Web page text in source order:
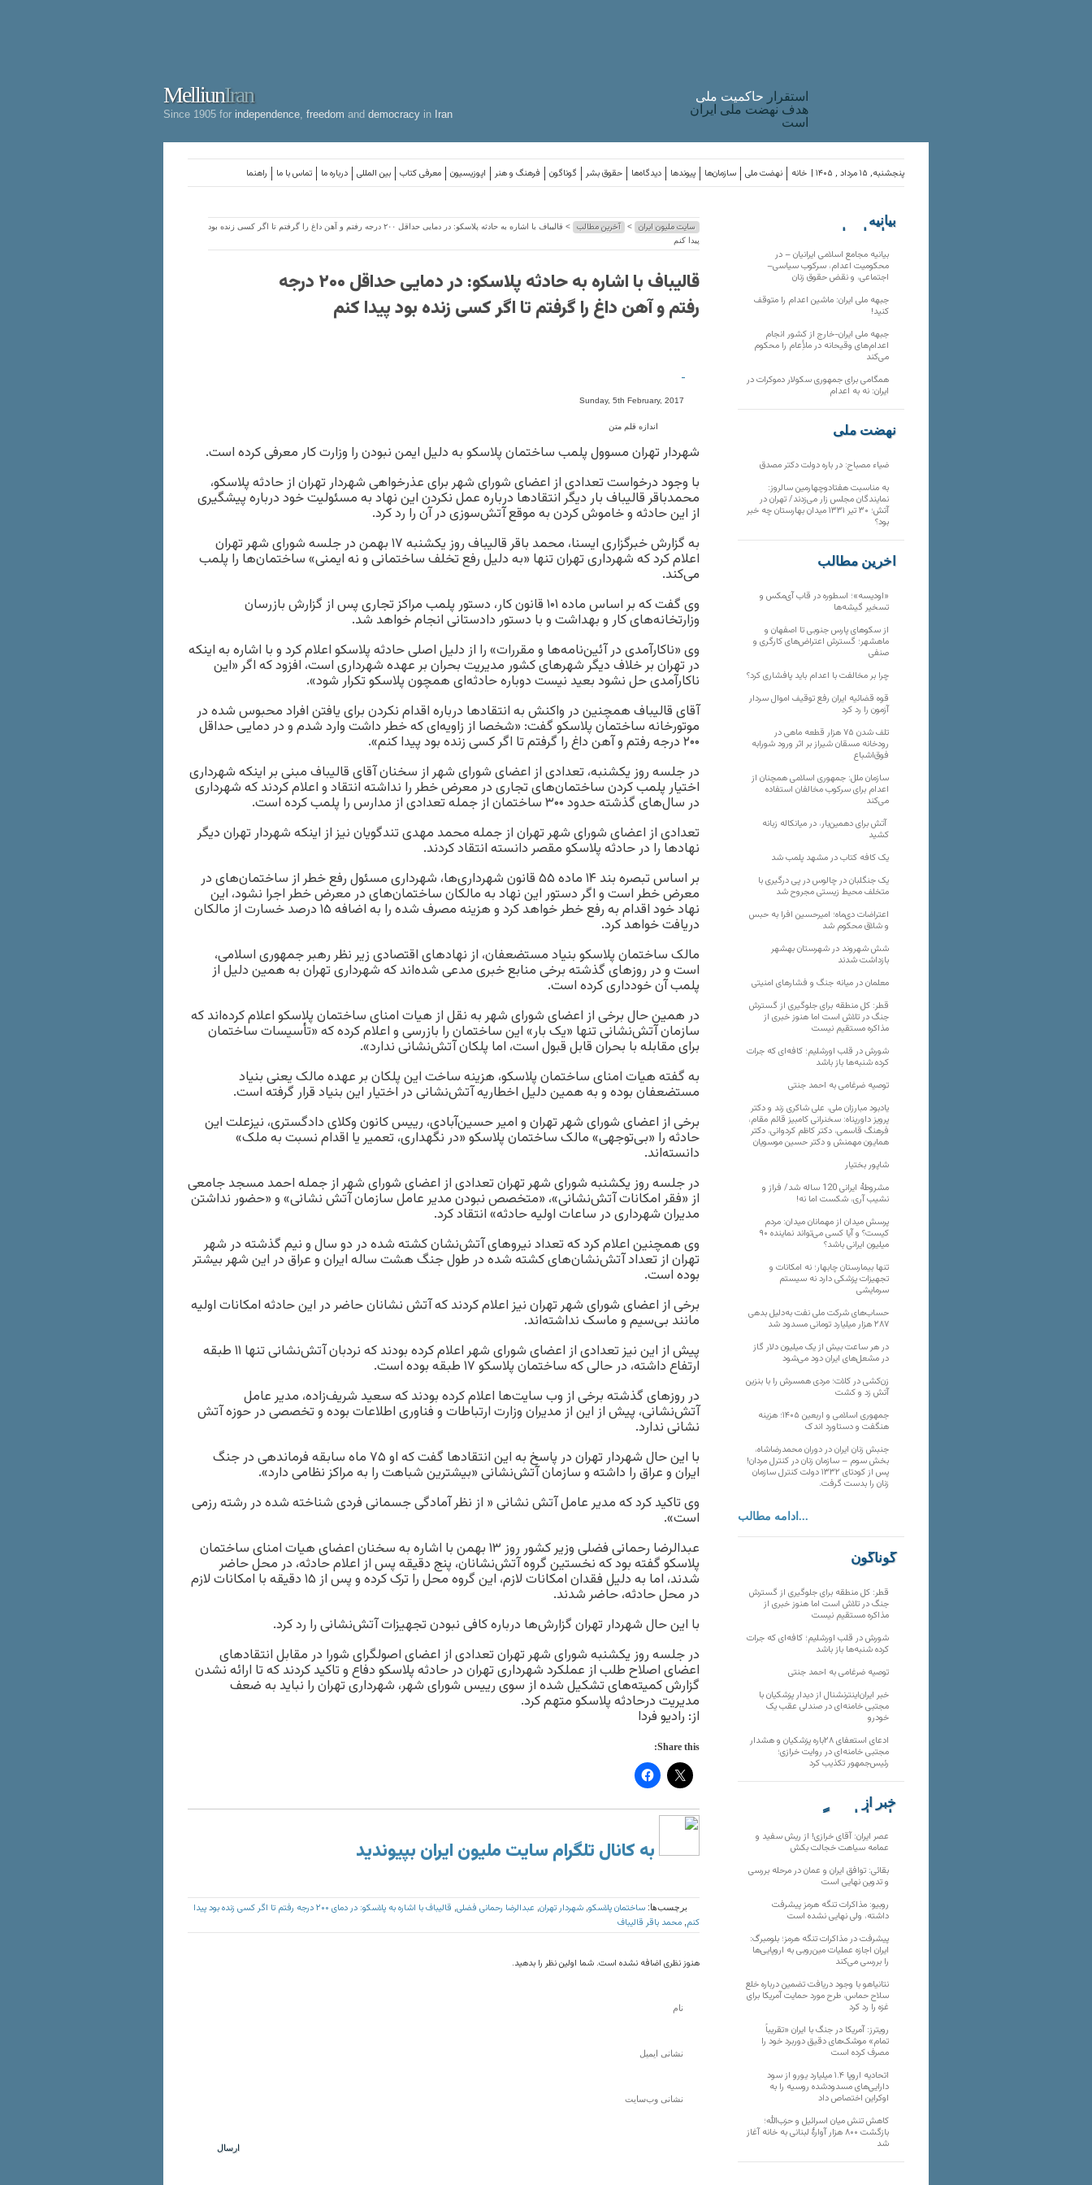
MelliunIran
Since 1905 for independence freedom and democracy in Iran
استقرار حاکميت ملی
هدف نهضت ملی ایران
است
راهنما تماس با ما درباره ما بین المللی معرفی کتاب اپوزیسیون فرهنگ و هنر گوناگون حقوق بشر دیدگاه‌ها پیوندها سازمان‌ها نهضت ملی خانه پنجشنبه, ۱۵ مرداد , ۱۴۰۵ |
سایت ملیون ایران > آخرین مطالب
> قالیباف با اشاره به حادثه پلاسکو: در دمایی حداقل ۲۰۰ درجه رفتم و آهن داغ را گرفتم تا اگر کسی زنده بود
پیدا کنم
قالیباف با اشاره به حادثه پلاسکو: در دمایی حداقل ۲۰۰ درجه
رفتم و آهن داغ را گرفتم تا اگر کسی زنده بود پیدا کنم
-
Sunday, 5th February, 2017
اندازه قلم متن
شهردار تهران مسوول پلمب ساختمان پلاسکو به دلیل ایمن نبودن را وزارت کار معرفی کرده است.
با وجود درخواست تعدادی از اعضای شورای شهر برای عذرخواهی شهردار تهران از حادثه پلاسکو،
محمدباقر قالیباف بار دیگر انتقادها درباره عمل نکردن این نهاد به مسئولیت خود درباره پیشگیری
از این حادثه و خاموش کردن به موقع آتش‌سوزی در آن را رد کرد.
به گزارش خبرگزاری ایسنا، محمد باقر قالیباف روز یکشنبه ۱۷ بهمن در جلسه شورای شهر تهران
اعلام کرد که شهرداری تهران تنها «به دلیل رفع تخلف ساختمانی و نه ایمنی» ساختمان‌ها را پلمب
می‌کند.
وی گفت که بر اساس ماده ۱۰۱ قانون کار، دستور پلمب مراکز تجاری پس از گزارش بازرسان
وزارتخانه‌های کار و بهداشت و با دستور دادستانی انجام خواهد شد.
وی «ناکارآمدی در آئین‌نامه‌ها و مقررات» را از دلیل اصلی حادثه پلاسکو اعلام کرد و با اشاره به اینکه
در تهران بر خلاف دیگر شهرهای کشور مدیریت بحران بر عهده شهرداری است، افزود که اگر «این
ناکارآمدی حل نشود بعید نیست دوباره حادثه‌ای همچون پلاسکو تکرار شود».
آقای قالیباف همچنین در واکنش به انتقادها درباره اقدام نکردن برای یافتن افراد محبوس شده در
موتورخانه ساختمان پلاسکو گفت: «شخصا از زاویه‌ای که خطر داشت وارد شدم و در دمایی حداقل
۲۰۰ درجه رفتم و آهن داغ را گرفتم تا اگر کسی زنده بود پیدا کنم».
در جلسه روز یکشنبه، تعدادی از اعضای شورای شهر از سخنان آقای قالیباف مبنی بر اینکه شهرداری
اختیار پلمب کردن ساختمان‌های تجاری در معرض خطر را نداشته انتقاد و اعلام کردند که شهرداری
در سال‌های گذشته حدود ۳۰۰ ساختمان از جمله تعدادی از مدارس را پلمب کرده است.
تعدادی از اعضای شورای شهر تهران از جمله محمد مهدی تندگویان نیز از اینکه شهردار تهران دیگر
نهادها را در حادثه پلاسکو مقصر دانسته انتقاد کردند.
بر اساس تبصره بند ۱۴ ماده ۵۵ قانون شهرداری‌ها، شهرداری مسئول رفع خطر از ساختمان‌های در
معرض خطر است و اگر دستور این نهاد به مالکان ساختمان‌های در معرض خطر اجرا نشود، این
نهاد خود اقدام به رفع خطر خواهد کرد و هزینه مصرف شده را به اضافه ۱۵ درصد خسارت از مالکان
دریافت خواهد کرد.
مالک ساختمان پلاسکو بنیاد مستضعفان، از نهادهای اقتصادی زیر نظر رهبر جمهوری اسلامی،
است و در روزهای گذشته برخی منابع خبری مدعی شده‌اند که شهرداری تهران به همین دلیل از
پلمب آن خودداری کرده است.
در همین حال برخی از اعضای شورای شهر به نقل از هیات امنای ساختمان پلاسکو اعلام کرده‌اند که
سازمان آتش‌نشانی تنها «یک بار» این ساختمان را بازرسی و اعلام کرده که «تأسیسات ساختمان
برای مقابله با بحران قابل قبول است، اما پلکان آتش‌نشانی ندارد».
به گفته هیات امنای ساختمان پلاسکو، هزینه ساخت این پلکان بر عهده مالک یعنی بنیاد
مستضعفان بوده و به همین دلیل اخطاریه آتش‌نشانی در اختیار این بنیاد قرار گرفته است.
برخی از اعضای شورای شهر تهران و امیر حسین‌آبادی، رییس کانون وکلای دادگستری، نیزعلت این
حادثه را «بی‌توجهی» مالک ساختمان پلاسکو «در نگهداری، تعمیر یا اقدام نسبت به ملک»
دانسته‌اند.
در جلسه روز یکشنبه شورای شهر تهران تعدادی از اعضای شورای شهر از جمله احمد مسجد جامعی
از «فقر امکانات آتش‌نشانی»، «متخصص نبودن مدیر عامل سازمان آتش نشانی» و «حضور نداشتن
مدیران شهرداری در ساعات اولیه حادثه» انتقاد کرد.
وی همچنین اعلام کرد که تعداد نیروهای آتش‌نشان کشته شده در دو سال و نیم گذشته در شهر
تهران از تعداد آتش‌نشان‌های کشته شده در طول جنگ هشت ساله ایران و عراق در این شهر بیشتر
بوده است.
برخی از اعضای شورای شهر تهران نیز اعلام کردند که آتش نشانان حاضر در این حادثه امکانات اولیه
مانند بی‌سیم و ماسک نداشته‌اند.
پیش از این نیز تعدادی از اعضای شورای شهر اعلام کرده بودند که نردبان آتش‌نشانی تنها ۱۱ طبقه
ارتفاع داشته، در حالی که ساختمان پلاسکو ۱۷ طبقه بوده است.
در روزهای گذشته برخی از وب سایت‌ها اعلام کرده بودند که سعید شریف‌زاده، مدیر عامل
آتش‌نشانی، پیش از این از مدیران وزارت ارتباطات و فناوری اطلاعات بوده و تخصصی در حوزه آتش
نشانی ندارد.
با این حال شهردار تهران در پاسخ به این انتقادها گفت که او ۷۵ ماه سابقه فرماندهی در جنگ
ایران و عراق را داشته و سازمان آتش‌نشانی «بیشترین شباهت را به مراکز نظامی دارد».
وی تاکید کرد که مدیر عامل آتش نشانی « از نظر آمادگی جسمانی فردی شناخته شده در رشته رزمی
است».
عبدالرضا رحمانی فضلی وزیر کشور روز ۱۳ بهمن با اشاره به سخنان اعضای هیات امنای ساختمان
پلاسکو گفته بود که نخستین گروه آتش‌نشانان، پنج دقیقه پس از اعلام حادثه، در محل حاضر
شدند، اما به دلیل فقدان امکانات لازم، این گروه محل را ترک کرده و پس از ۱۵ دقیقه با امکانات لازم
در محل حادثه، حاضر شدند.
با این حال شهردار تهران گزارش‌ها درباره کافی نبودن تجهیزات آتش‌نشانی را رد کرد.
در جلسه روز یکشنبه شورای شهر تهران تعدادی از اعضای اصولگرای شورا در مقابل انتقادهای
اعضای اصلاح طلب از عملکرد شهرداری تهران در حادثه پلاسکو دفاع و تاکید کردند که تا ارائه نشدن
گزارش کمیته‌های تشکیل شده از سوی رییس شورای شهر، شهرداری تهران را نباید به ضعف
مدیریت درحادثه پلاسکو متهم کرد.
از: رادیو فردا
Share this:
به کانال تلگرام سایت ملیون ایران بپیوندید
برچسب‌ها: ساختمان پلاسکو شهردار تهران عبدالرضا رحمانی فضلی
قالیباف با اشاره به پلاسکو: در دمای ۲۰۰ درجه رفتم تا اگر کسی زنده بود پیدا
کنم محمد باقر قالیباف
هنوز نظری اضافه نشده است. شما اولین نظر را بدهید.
بیانیه
سازمان‌های
بیانیه مجامع اسلامی ایرانیان – در
محکومیت اعدام، سرکوب سیاسی–
اجتماعی، و نقض حقوق زنان
جبهه ملی ایران: ماشین اعدام را متوقف
کنید!
جبهه ملی ایران-خارج از کشور انجام
اعدام‌های وقیحانه در ملأِعام را محکوم
می‌کند
همگامی برای جمهوری سکولار دموکرات در
ایران: نه به اعدام
نهضت ملی
ضیاء مصباح: در باره دولت دکتر مصدق
به مناسبت هفتادوچهارمین سالروز:
نمایندگان مجلس زار می‌زدند/ تهران در
آتش؛ ۳۰ تیر ۱۳۳۱ میدان بهارستان چه خبر
بود؟
آخرین مطالب
«اودیسه»؛ اسطوره در قاب آی‌مکس و
تسخیر گیشه‌ها
از سکوهای پارس جنوبی تا اصفهان و
ماهشهر؛ گسترش اعتراض‌های کارگری و
صنفی
چرا بر مخالفت با اعدام باید پافشاری کرد؟
قوه قضائیه ایران رفع توقیف اموال سردار
آزمون را رد کرد
تلف شدن ۷۵ هزار قطعه ماهی در
رودخانه مسقان شیراز بر اثر ورود شورابه
فوق‌اشباع
سازمان ملل: جمهوری اسلامی همچنان از
اعدام برای سرکوب مخالفان استفاده
می‌کند
آتش برای دهمین‌بار، در میانکاله زبانه
کشید
یک کافه کتاب در مشهد پلمب شد
یک جنگلبان در چالوس در پی درگیری با
متخلف محیط زیستی مجروح شد
اعتراضات دی‌ماه؛ امیرحسین افرا به حبس
و شلاق محکوم شد
شش شهروند در شهرستان بهشهر
بازداشت شدند
معلمان در میانه جنگ و فشارهای امنیتی
قطر: کل منطقه برای جلوگیری از گسترش
جنگ در تلاش است اما هنوز خبری از
مذاکره مستقیم نیست
شورش در قلب اورشلیم؛ کافه‌ای که جرات
کرده شنبه‌ها باز باشد
توصیه ضرغامی به احمد جنتی
یادبود مبارزان ملی، علی شاکری زند و دکتر
پرویز داورپناه: سخنرانی کامبیز قائم مقام،
فرهنگ قاسمی، دکتر کاظم کردوانی، دکتر
همایون مهمنش و دکتر حسین موسویان
شاپور بختیار
مشروطۀ ایرانی 120 ساله شد/ فراز و
نشیب آری، شکست اما نه!
پرسش میدان از مهمانان میدان: مردم
کیست؟ و آیا کسی می‌تواند نماینده ۹۰
میلیون ایرانی باشد؟
تنها بیمارستان چابهار؛ نه امکانات و
تجهیزات پزشکی دارد نه سیستم
سرمایشی
حساب‌های شرکت ملی نفت به‌دلیل بدهی
۲۸۷ هزار میلیارد تومانی مسدود شد
در هر ساعت بیش از یک میلیون دلار گاز
در مشعل‌های ایران دود می‌شود
زن‌کشی در کلات؛ مردی همسرش را با بنزین
آتش زد و کشت
جمهوری اسلامی و اربعین ۱۴۰۵؛ هزینه
هنگفت و دستاورد اندک
جنبش زنان ایران در دوران محمدرضاشاه،
بخش سوم – سازمان زنان در کنترل مردان!
پس از کودتای ۱۳۳۲ دولت کنترل سازمان
زنان را بدست گرفت.
ادامه مطالب...
گوناگون
قطر: کل منطقه برای جلوگیری از گسترش
جنگ در تلاش است اما هنوز خبری از
مذاکره مستقیم نیست
شورش در قلب اورشلیم؛ کافه‌ای که جرات
کرده شنبه‌ها باز باشد
توصیه ضرغامی به احمد جنتی
خبر ایران‌اینترنشنال از دیدار پزشکیان با
مجتبی خامنه‌ای در صندلی عقب یک
خودرو
ادعای استعفای ۲۸باره پزشکیان و هشدار
مجتبی خامنه‌ای در روایت خرازی؛
رئیس‌جمهور تکذیب کرد
خبر از
تارنماهای دیگر
عصر ایران: آقای خرازی! از ریش سفید و
عمامه سیاهت خجالت بکش
بقائی: توافق ایران و عمان در مرحله بررسی
و تدوین نهایی است
روبیو: مذاکرات تنگه هرمز پیشرفت
داشته، ولی نهایی نشده است
پیشرفت در مذاکرات تنگه هرمز؛ بلومبرگ:
ایران اجازه عملیات مین‌روبی به اروپایی‌ها
را بررسی می‌کند
نتانیاهو با وجود دریافت تضمین درباره خلع
سلاح حماس، طرح مورد حمایت آمریکا برای
غزه را رد کرد
رویترز: آمریکا در جنگ با ایران «تقریباً
تمام» موشک‌های دقیق دوربرد خود را
مصرف کرده است
اتحادیه اروپا ۱.۴ میلیارد یورو از سود
دارایی‌های مسدودشده روسیه را به
اوکراین ‏اختصاص داد
کاهش تنش میان اسرائیل و حزب‌الله؛
بازگشت ۸۰۰ هزار آوارۀ لبنانی به خانه‌ آغاز
شد